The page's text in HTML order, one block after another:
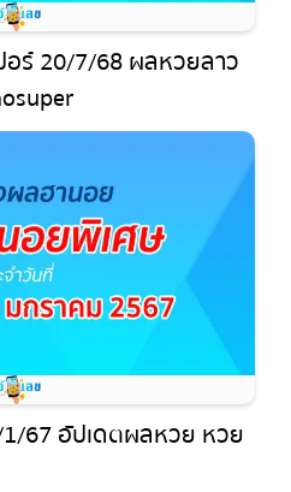
ร์ 20/7/68 ผลหวยลาว
67 อัปเดตผลหวย หวย